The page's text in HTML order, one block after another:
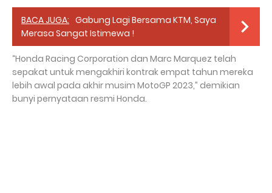
BACA JUGA: Gabung Lagi Bersama KTM, Saya
Merasa Sangat Istimewa !
“Honda Racing Corporation dan Marc Marquez telah
sepakat untuk mengakhiri kontrak empat tahun mereka
lebih awal pada akhir musim MotoGP 2023,” demikian
bunyi pernyataan resmi Honda.